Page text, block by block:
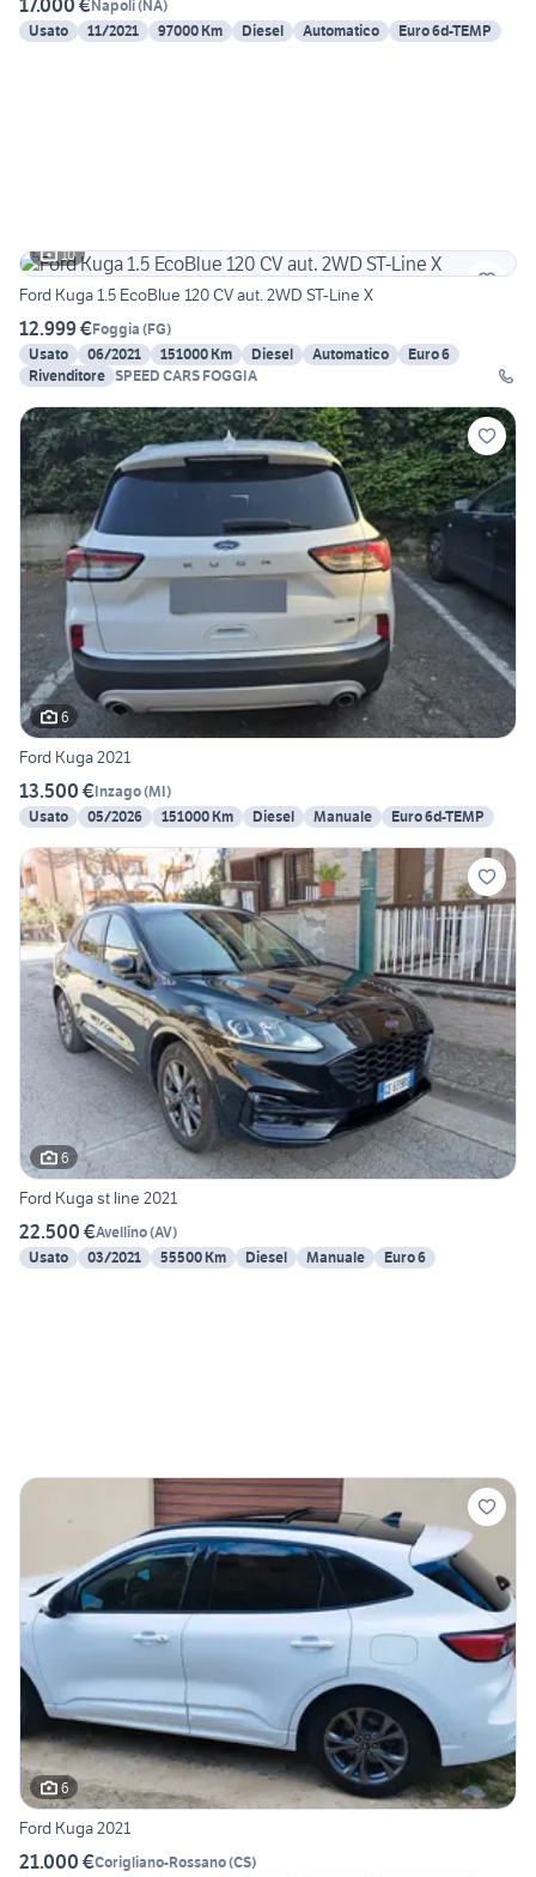
17.000 €Napoli(NA)
Usato
11/2021 97000 Km Diesel Automatico Euro 6d-TEMP
10
Ford Kuga 1.5 EcoBlue 120 CV aut. 2WD ST-Line X
12.999 €Foggia (FG)
Usato
06/2021 151000 Km Diesel Automatico
Euro 6
Rivenditore SPEED CARS FOGGIA
6
Ford Kuga 2021
13.500 €Inzago(MI)
Usato
05/2026 151000 Km Diesel Manuale Euro 6d-TEMP
6
Ford Kuga st line 2021
22.500 €Avellino(AV)
Usato
03/2021 55500 Km Diesel Manuale Euro 6
6
Ford Kuga 2021
21.000 €Corigliano-Rossano(CS)